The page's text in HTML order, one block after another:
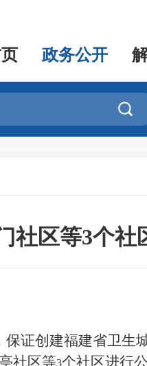
政务公开

社区等3个
证创建福建省卫生
社区等3个社区进行